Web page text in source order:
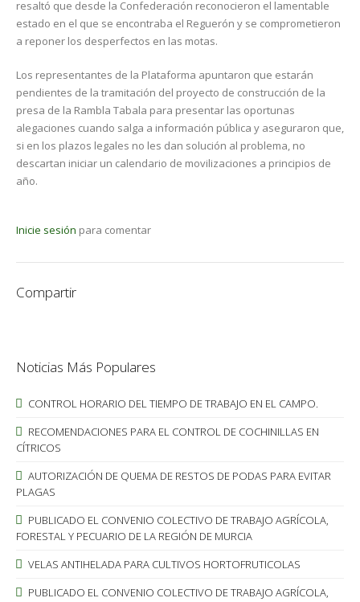
resaltó que desde la Confederación reconocieron el lamentable
estado en el que se encontraba el Reguerón y se comprometieron
a reponer los desperfectos en las motas.
Los representantes de la Plataforma apuntaron que estarán
pendientes de la tramitación del proyecto de construcción de la
presa de la Rambla Tabala para presentar las oportunas
alegaciones cuando salga a información pública y aseguraron que,
si en los plazos legales no les dan solución al problema, no
descartan iniciar un calendario de movilizaciones a principios de
año.
Inicie sesión para comentar
Compartir
Noticias Más Populares
CONTROL HORARIO DEL TIEMPO DE TRABAJO EN EL CAMPO.
RECOMENDACIONES PARA EL CONTROL DE COCHINILLAS EN
CÍTRICOS
AUTORIZACIÓN DE QUEMA DE RESTOS DE PODAS PARA EVITAR
PLAGAS
PUBLICADO EL CONVENIO COLECTIVO DE TRABAJO AGRÍCOLA,
FORESTAL Y PECUARIO DE LA REGIÓN DE MURCIA
VELAS ANTIHELADA PARA CULTIVOS HORTOFRUTICOLAS
PUBLICADO EL CONVENIO COLECTIVO DE TRABAJO AGRÍCOLA,